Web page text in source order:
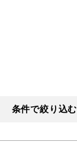
条件で絞り込む